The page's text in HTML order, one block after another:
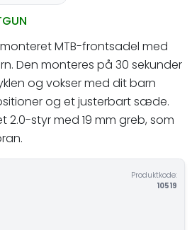
MTB-frontsadel med
Den monteres på 30 sekunder
og vokser med dit barn
og et justerbart sæde.
2.0-styr med 19 mm greb, som
Produktkode:
10519